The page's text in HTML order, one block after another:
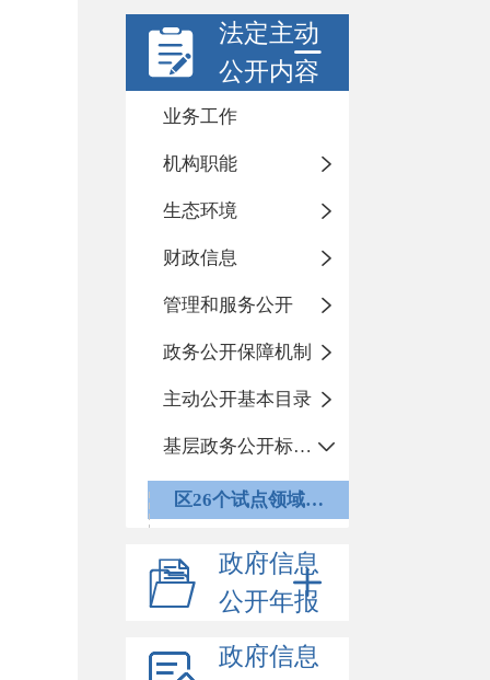
法定主动
公开内容
业务工作
机构职能
生态环境
财政信息
管理和服务公开
政务公开保障机制
主动公开基本目录
基层政务公开标准化目录
区26个试点领域目录
政府信息
公开年报
政府信息